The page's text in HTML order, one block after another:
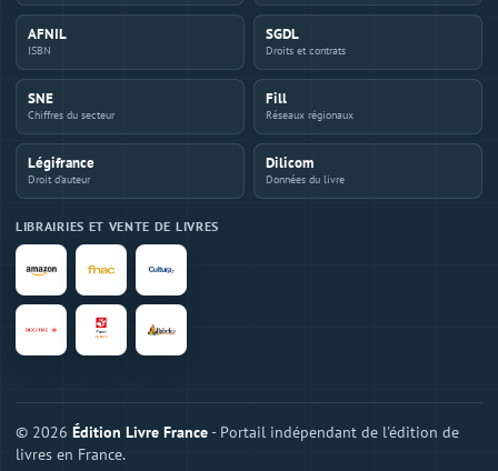
AFNIL
ISBN
SGDL
Droits et contrats
SNE
Chiffres du secteur
Fill
Réseaux régionaux
Légifrance
Droit d'auteur
Dilicom
Données du livre
LIBRAIRIES ET VENTE DE LIVRES
© 2026 Édition Livre France- Portail indépendant de l'édition de
livres en France.